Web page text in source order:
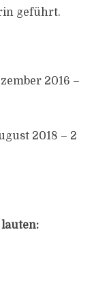
geführt.
2016 –
2018 – 2